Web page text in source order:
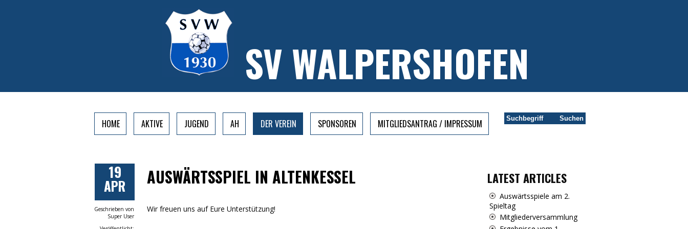
SV WALPERSHOFEN
HOME AKTIVE JUGEND AH DER VEREIN SPONSOREN MITGLIEDSANTRAG / IMPRESSUM
19
APR
Geschrieben von
Super User
AUSWÄRTSSPIEL IN ALTENKESSEL
Wir freuen uns auf Eure Unterstützung!
LATEST ARTICLES
Auswärtsspiele am 2.
Spieltag
Mitgliederversammlung